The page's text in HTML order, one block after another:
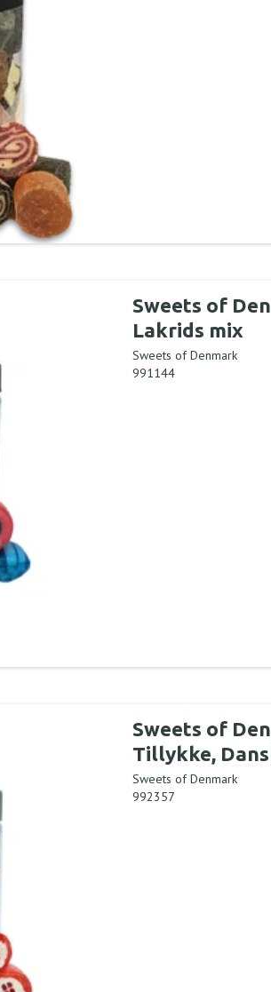
Sweets of
Lakrids mix
Sweets of Denmark
991144
Sweets of
Tillykke,
Sweets of Denmark
992357